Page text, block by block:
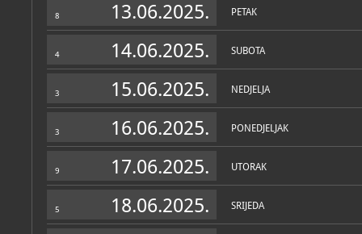
8 13.06.2025. PETAK
4 14.06.2025. SUBOTA
3 15.06.2025. NEDJELJA
3 16.06.2025. PONEDJELJAK
9 17.06.2025. UTORAK
5 18.06.2025. SRIJEDA